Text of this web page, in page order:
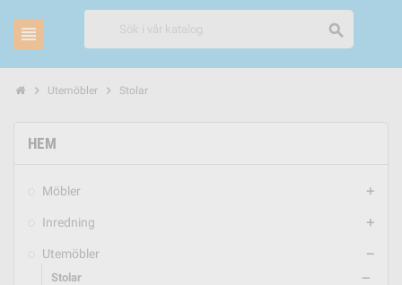
view_headline search
chevron_right Utemöbler chevron_right Stolar
HEM
Möbler add
Inredning add
Utemöbler remove
Stolar remove